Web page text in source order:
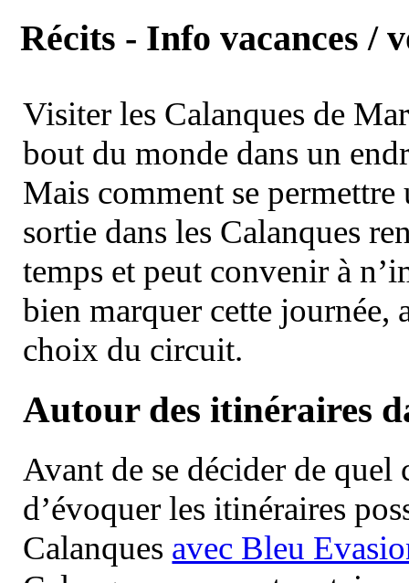
Récits - Info vacances /
Visiter les Calanques de
bout du monde dans un
Mais comment se permettre
sortie dans les Calanques
temps et peut convenir à
bien marquer cette journée,
choix du circuit.
Autour des itinéraires
Avant de se décider de
d’évoquer les itinéraires
Calanques avec Bleu